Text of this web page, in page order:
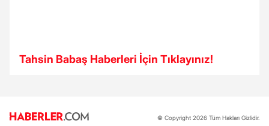
Tahsin Babaş Haberleri İçin Tıklayınız!
© Copyright 2026 Tüm Hakları Gizlidir.